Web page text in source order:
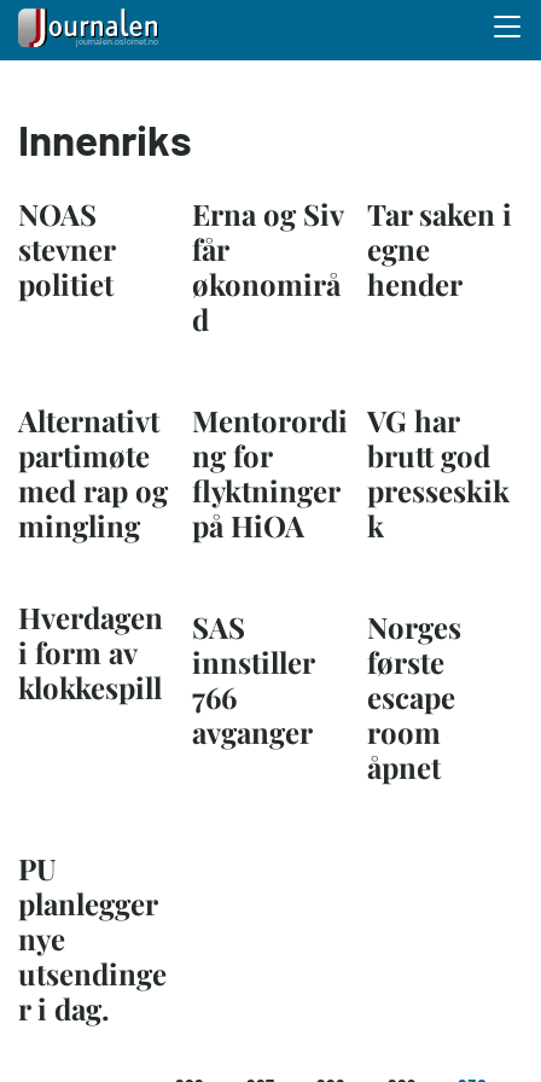
hovedinnhold
Innenriks
NOAS
stevner
politiet
Erna og Siv
får
økonomirå
d
Tar saken i
egne
hender
Alternativt
partimøte
med rap og
mingling
Mentorordi
ng for
flyktninger
på HiOA
VG har
brutt god
presseskik
k
Hverdagen
i form av
klokkespill
SAS
innstiller
766
avganger
Norges
første
escape
room
åpnet
PU
planlegger
nye
utsendinge
r i dag.